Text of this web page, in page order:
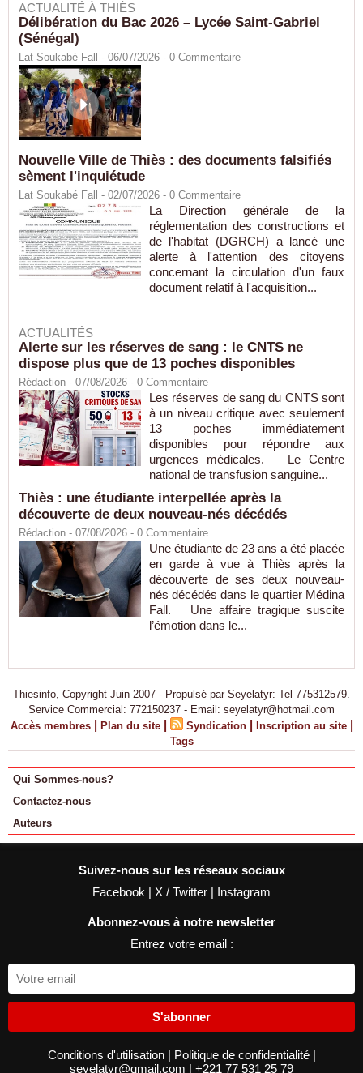
ACTUALITÉ À THIÈS
Délibération du Bac 2026 – Lycée Saint-Gabriel
(Sénégal)
Lat Soukabé Fall - 06/07/2026 - 0 Commentaire
Nouvelle Ville de Thiès : des documents falsifiés
sèment l'inquiétude
Lat Soukabé Fall - 02/07/2026 - 0 Commentaire
La Direction générale de la
réglementation des constructions et
de l'habitat (DGRCH) a lancé une
alerte à l'attention des citoyens
concernant la circulation d'un faux
document relatif à l'acquisition...
ACTUALITÉS
Alerte sur les réserves de sang : le CNTS ne
dispose plus que de 13 poches disponibles
Rédaction - 07/08/2026 - 0 Commentaire
Les réserves de sang du CNTS sont
à un niveau critique avec seulement
13 poches immédiatement
disponibles pour répondre aux
urgences médicales. Le Centre
national de transfusion sanguine...
Thiès : une étudiante interpellée après la
découverte de deux nouveau-nés décédés
Rédaction - 07/08/2026 - 0 Commentaire
Une étudiante de 23 ans a été placée
en garde à vue à Thiès après la
découverte de ses deux nouveau-
nés décédés dans le quartier Médina
Fall. Une affaire tragique suscite
l’émotion dans le...
Thiesinfo, Copyright Juin 2007 - Propulsé par Seyelatyr: Tel 775312579.
Service Commercial: 772150237 - Email: seyelatyr@hotmail.com
Accès membres | Plan du site | Syndication | Inscription au site |
Tags
Qui Sommes-nous?
Contactez-nous
Auteurs
Suivez-nous sur les réseaux sociaux
Facebook | X / Twitter | Instagram
Abonnez-vous à notre newsletter
Entrez votre email :
S'abonner
Conditions d'utilisation | Politique de confidentialité |
seyelatyr@gmail.com | +221 77 531 25 79